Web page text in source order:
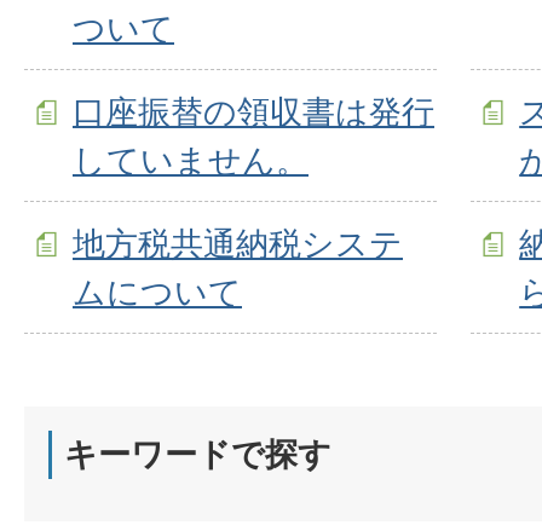
ついて
口座振替の領収書は発行
していません。
地方税共通納税システ
ムについて
キーワードで探す